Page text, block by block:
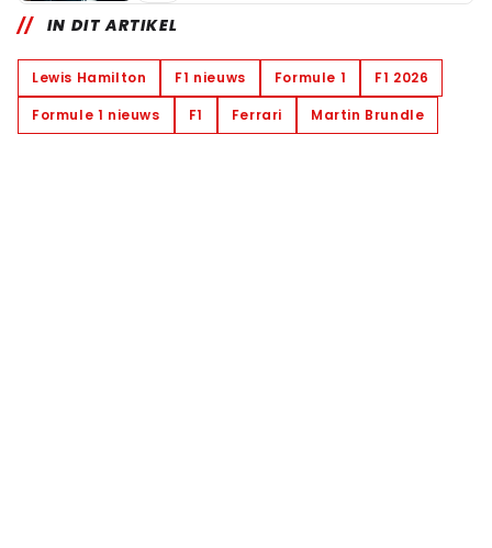
IN DIT ARTIKEL
Lewis Hamilton F1 nieuws Formule 1
F1 2026
Formule 1 nieuws
F1 Ferrari Martin Brundle